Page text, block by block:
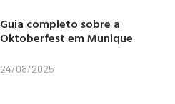
Guia completo sobre a
Oktoberfest em Munique
24/08/2025